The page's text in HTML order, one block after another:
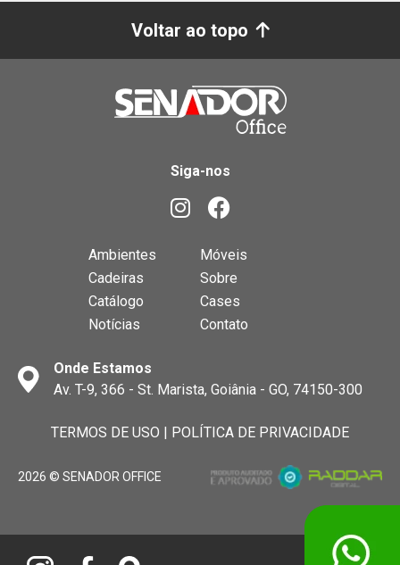
Voltar ao topo
Siga-nos
Ambientes
Móveis
Cadeiras
Sobre
Catálogo
Cases
Notícias
Contato
Onde Estamos
Av. T-9, 366 - St. Marista, Goiânia - GO, 74150-300
TERMOS DE USO | POLÍTICA DE PRIVACIDADE
2026 © SENADOR OFFICE